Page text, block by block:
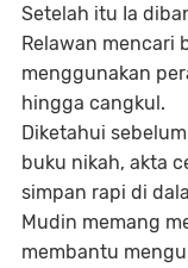
Setelah itu Ia
Relawan mencari
menggunakan
hingga cangkul.
Diketahui
buku nikah, akta
simpan rapi di
Mudin memang
membantu